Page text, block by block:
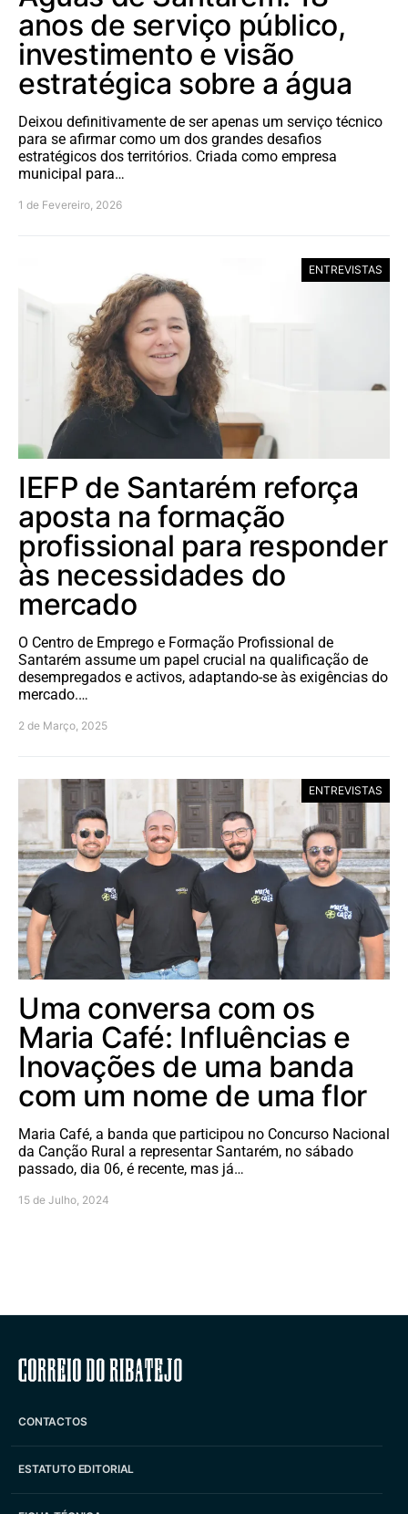
anos de serviço público,
investimento e visão
estratégica sobre a água
Deixou definitivamente de ser apenas um serviço técnico
para se afirmar como um dos grandes desafios
estratégicos dos territórios. Criada como empresa
municipal para…
1 de Fevereiro, 2026
ENTREVISTAS
IEFP de Santarém reforça
aposta na formação
profissional para responder
às necessidades do
mercado
O Centro de Emprego e Formação Profissional de
Santarém assume um papel crucial na qualificação de
desempregados e activos, adaptando-se às exigências do
mercado.…
2 de Março, 2025
ENTREVISTAS
Uma conversa com os
Maria Café: Influências e
Inovações de uma banda
com um nome de uma flor
Maria Café, a banda que participou no Concurso Nacional
da Canção Rural a representar Santarém, no sábado
passado, dia 06, é recente, mas já…
15 de Julho, 2024
Correio do Ribatejo
CONTACTOS
ESTATUTO EDITORIAL